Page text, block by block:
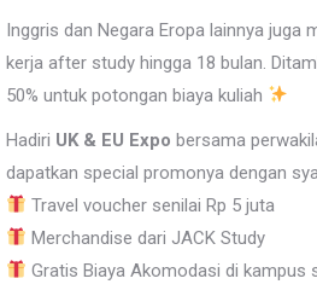
Inggris dan Negara Eropa lainnya juga
kerja after study hingga 18 bulan.
50% untuk potongan biaya kuliah
Hadiri UK & EU Expo bersama
dapatkan special promonya dengan
Travel voucher senilai Rp 5 juta
Merchandise dari JACK Study
Gratis Biaya Akomodasi di kampus